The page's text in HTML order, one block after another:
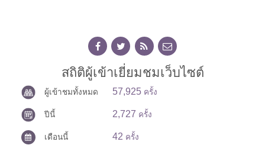
สถิติผู้เข้าเยี่ยมชมเว็บไซต์
ผู้เข้าชมทั้งหมด 57,925 ครั้ง
ปีนี้ 2,727 ครั้ง
เดือนนี้ 42 ครั้ง